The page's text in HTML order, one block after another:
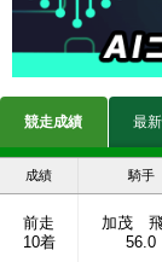
競走成績 最
成績 騎手
前走
10着
加茂
56.0